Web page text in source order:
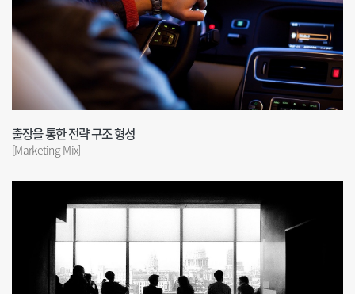
출장을 통한 전략 구조 형성
[Marketing Mix]